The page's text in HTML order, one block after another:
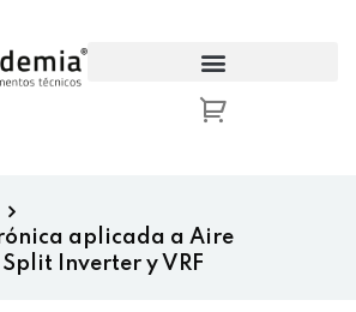
aplicada a Aire
Inverter y VRF
in